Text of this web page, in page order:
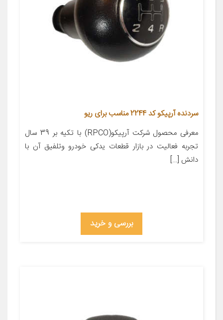
سردنده آرپیکو کد 2244 مناسب برای ریو
معرفی محصول شرکت آرپیکو(RPCO) با تکیه بر 39 سال
تجربه فعالیت در بازار قطعات یدکی خودرو وتلفیق آن با
دانش […]
بررسی و خرید